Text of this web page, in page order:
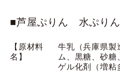
■芦屋ぷりん 水ぷり
【原材料
名】
牛乳（兵庫県製
ム、黒糖、砂
ゲル化剤（増粘